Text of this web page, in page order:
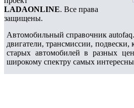
LADAONLINE. Все права
защищены.
Автомобильный справочник
двигатели, трансмиссии,
старых автомобилей в разных
широкому спектру самых